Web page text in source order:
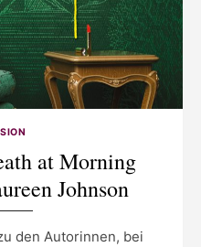
at Morning
Johnson
den Autorinnen, bei